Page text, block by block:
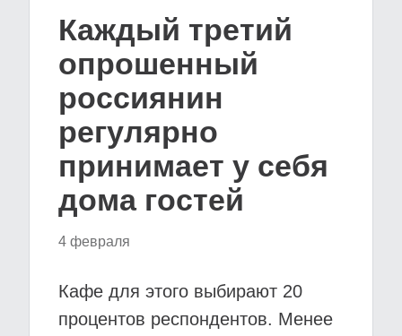
Каждый третий
опрошенный
россиянин
регулярно
принимает у себя
дома гостей
4 февраля
Кафе для этого выбирают 20
процентов респондентов. Менее